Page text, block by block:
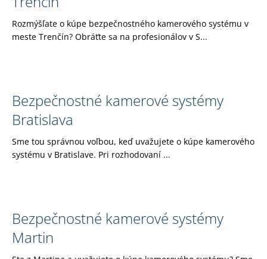
Rozmýšľate o kúpe bezpečnostného kamerového systému v
meste Trenčín? Obráťte sa na profesionálov v S...
Bezpečnostné kamerové systémy
Bratislava
Sme tou správnou voľbou, keď uvažujete o kúpe kamerového
systému v Bratislave. Pri rozhodovaní ...
Bezpečnostné kamerové systémy
Martin
p
o
r
e